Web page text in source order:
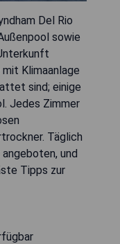
Del Rio
sowie
Klimaanlage
sind; einige
Jedes Zimmer
Täglich
und
Tipps zur